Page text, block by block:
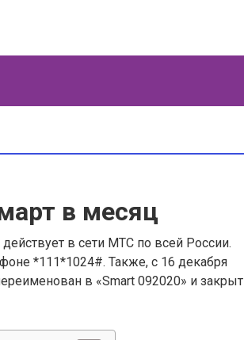
в месяц
в сети МТС по всей России.
*111*1024#. Также, с 16 декабря
в «Smart 092020» и закрыт